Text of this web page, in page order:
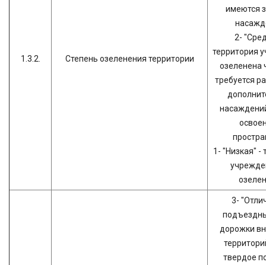
1.3.2. Степень озеленения территории
имеются
2-
территория
озеленена
требуется
1- "Низкая" -
3-
дорожки
твердое